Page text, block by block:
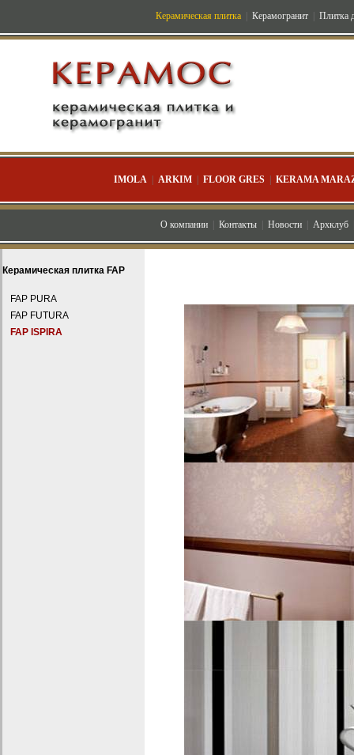
Керамическая плитка Керамогранит Плитка
IMOLA| ARKIM| FLOOR GRES| KERAMA
О компании| Контакты| Новости| Архклуб
Керамическая плитка FAP
FAP PURA
FAP FUTURA
FAP ISPIRA